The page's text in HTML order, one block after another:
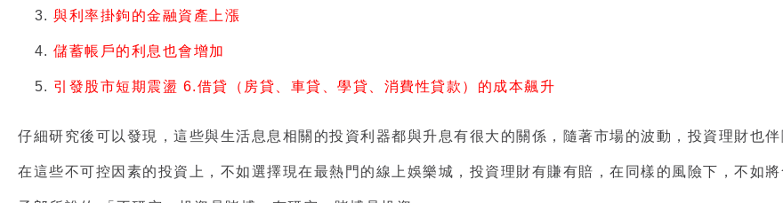
與利率掛鉤的金融資產上漲
儲蓄帳戶的利息也會增加
引發股市短期震盪 6.借貸（房貸、車貸、學貸、消費性貸款）的成本飆升
仔細研究後可以發現，這些與生活息息相關的投資利器都與升息有很大的關係，隨著市場的波動， 投資理財也
在這些不可控因素的投資上，不如選擇現在最熱門的線上娛樂城，投資理財有賺有賠，在同樣的風險下，不如